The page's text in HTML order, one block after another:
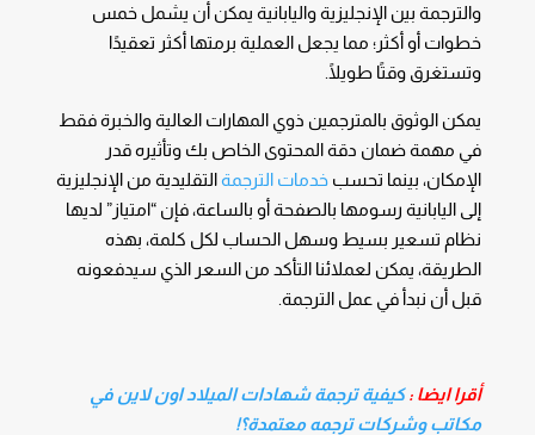
والترجمة بين الإنجليزية واليابانية يمكن أن يشمل خمس
خطوات أو أكثر؛ مما يجعل العملية برمتها أكثر تعقيدًا
وتستغرق وقتًا طويلًا.
يمكن الوثوق بالمترجمين ذوي المهارات العالية والخبرة فقط
في مهمة ضمان دقة المحتوى الخاص بك وتأثيره قدر
الإمكان، بينما تحسب خدمات الترجمةالتقليدية من الإنجليزية
إلى اليابانية رسومها بالصفحة أو بالساعة، فإن “امتياز” لديها
نظام تسعير بسيط وسهل الحساب لكل كلمة، بهذه
الطريقة، يمكن لعملائنا التأكد من السعر الذي سيدفعونه
قبل أن نبدأ في عمل الترجمة.
أقرا ايضا :كيفية ترجمة شهادات الميلاد اون لاين في
مكاتب وشركات ترجمه معتمدة؟!